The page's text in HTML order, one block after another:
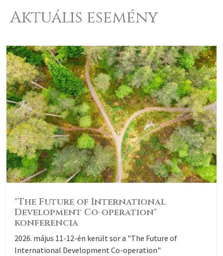
átalakulása, valamint az OECD-tagság meghatározó
Aktuális esemény
"The Future of International
Development Co-operation"
konferencia
2026. május 11-12-én került sor a "The Future of
International Development Co-operation"